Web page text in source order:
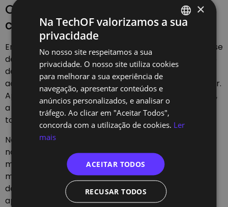
O projeto final que continua a
crescer
Entre todos os desafios da formação, houve um que se
destacou dos restantes. O projeto final foi o trabalho
de que mais gostou, precisamente porque permitiu
aos alunos escolher livremente o tema a desenvolver.
Apesar de ter sido um dos maiores desafios do curso,
a liberdade para explorar uma área do seu interesse
tornou a experiência particularmente motivadora.
No caso de Filipe, a escolha acabou por recair
naturalmente sobre um tema relacionado com
mercados financeiros, uma área pela qual sempre
manteve um forte interesse. Atualmente, continua a
desenvolver esse trabalho, aprofundando ideias e
aplicações que nasceram durante o curso.
×
Na TechOF valorizamos a sua
privacidade
No nosso site respeitamos a sua
privacidade. O nosso site utiliza cookies
para melhorar a sua experiência de
navegação, apresentar conteúdos e
anúncios personalizados, e analisar o
tráfego. Ao clicar em "Aceitar Todos",
concorda com a utilização de cookies. Ler
mais
ACEITAR TODOS
RECUSAR TODOS